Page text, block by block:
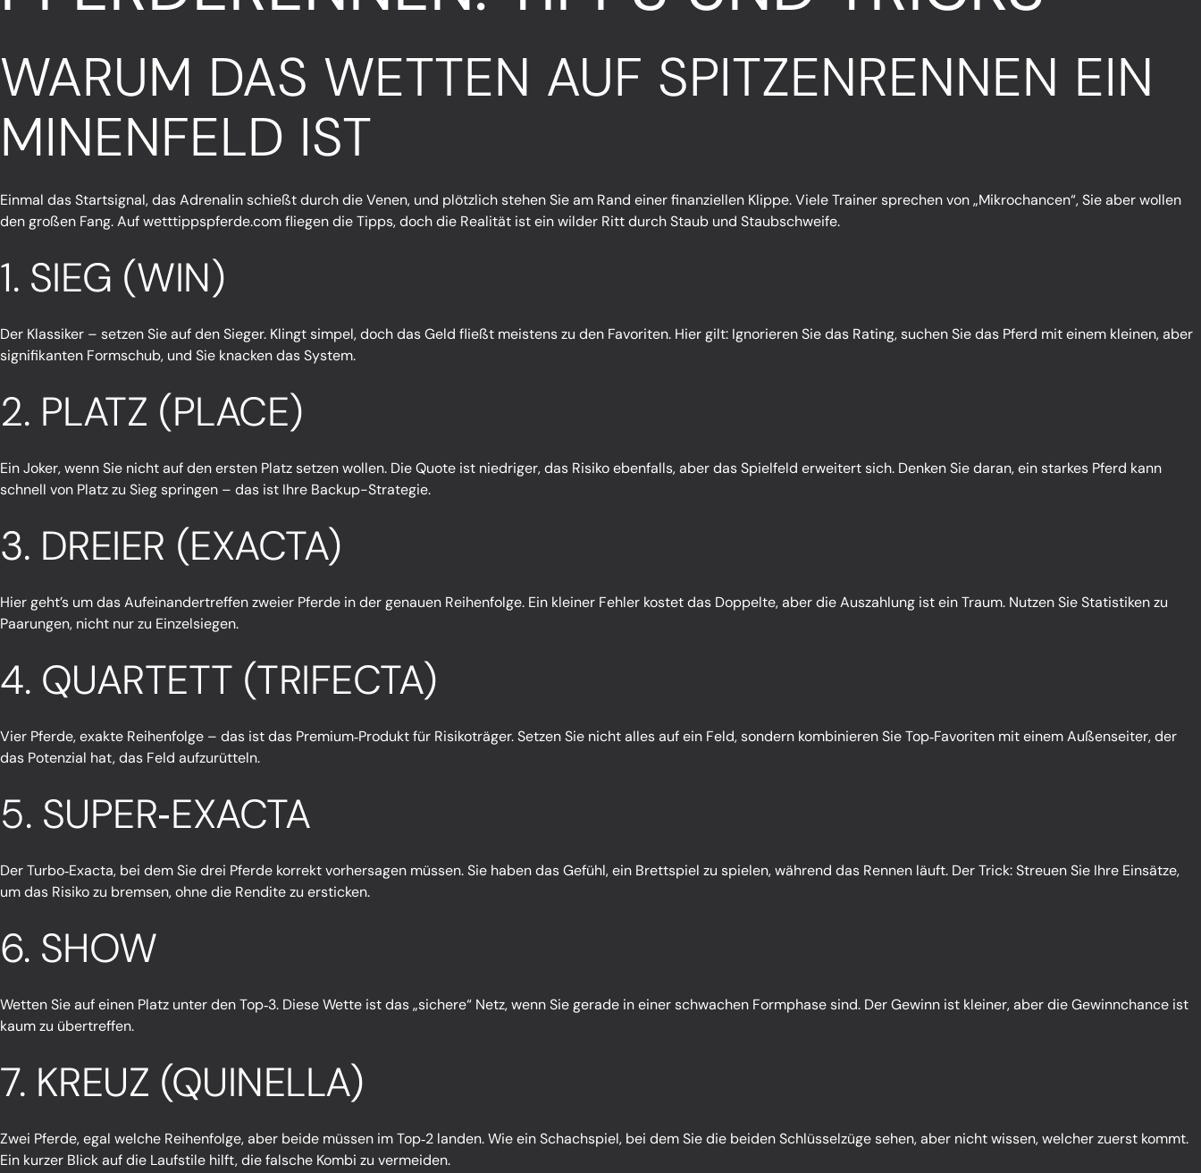
WARUM DAS WETTEN AUF SPITZENRENNEN EIN
MINENFELD IST
Einmal das Startsignal, das Adrenalin schießt durch die Venen, und plötzlich stehen Sie am Rand einer finanziellen Klippe. Viele Trainer sprechen von „Mikrochancen“, Sie aber wollen
den großen Fang. Aufwetttippspferde.comfliegen die Tipps, doch die Realität ist ein wilder Ritt durch Staub und Staubschweife.
1. SIEG (WIN)
Der Klassiker – setzen Sie auf den Sieger. Klingt simpel, doch das Geld fließt meistens zu den Favoriten. Hier gilt: Ignorieren Sie das Rating, suchen Sie das Pferd mit einem kleinen, aber
signifikanten Formschub, und Sie knacken das System.
2. PLATZ (PLACE)
Ein Joker, wenn Sie nicht auf den ersten Platz setzen wollen. Die Quote ist niedriger, das Risiko ebenfalls, aber das Spielfeld erweitert sich. Denken Sie daran, ein starkes Pferd kann
schnell von Platz zu Sieg springen – das ist Ihre Backup-Strategie.
3. DREIER (EXACTA)
Hier geht’s um das Aufeinandertreffen zweier Pferde in der genauen Reihenfolge. Ein kleiner Fehler kostet das Doppelte, aber die Auszahlung ist ein Traum. Nutzen Sie Statistiken zu
Paarungen, nicht nur zu Einzelsiegen.
4. QUARTETT (TRIFECTA)
Vier Pferde, exakte Reihenfolge – das ist das Premium‑Produkt für Risikoträger. Setzen Sie nicht alles auf ein Feld, sondern kombinieren Sie Top‑Favoriten mit einem Außenseiter, der
das Potenzial hat, das Feld aufzurütteln.
5. SUPER‑EXACTA
Der Turbo‑Exacta, bei dem Sie drei Pferde korrekt vorhersagen müssen. Sie haben das Gefühl, ein Brettspiel zu spielen, während das Rennen läuft. Der Trick: Streuen Sie Ihre Einsätze,
um das Risiko zu bremsen, ohne die Rendite zu ersticken.
6. SHOW
Wetten Sie auf einen Platz unter den Top‑3. Diese Wette ist das „sichere“ Netz, wenn Sie gerade in einer schwachen Formphase sind. Der Gewinn ist kleiner, aber die Gewinnchance ist
kaum zu übertreffen.
7. KREUZ (QUINELLA)
Zwei Pferde, egal welche Reihenfolge, aber beide müssen im Top‑2 landen. Wie ein Schachspiel, bei dem Sie die beiden Schlüsselzüge sehen, aber nicht wissen, welcher zuerst kommt.
Ein kurzer Blick auf die Laufstile hilft, die falsche Kombi zu vermeiden.